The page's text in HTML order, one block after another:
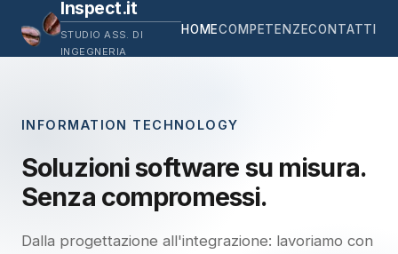
Inspect.it
STUDIO ASS. DI
INGEGNERIA
HOMECOMPETENZECONTATTI
INFORMATION TECHNOLOGY
Soluzioni software su misura.
Senza compromessi.
Dalla progettazione all'integrazione: lavoriamo con